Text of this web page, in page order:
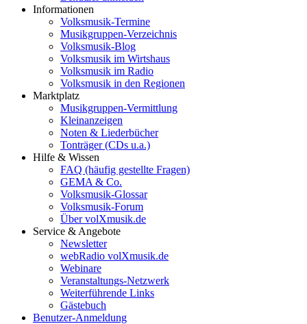
Informationen
Volksmusik-Termine
Musikgruppen-Verzeichnis
Volksmusik-Blog
Volksmusik im Wirtshaus
Volksmusik im Radio
Volksmusik in den Regionen
Marktplatz
Musikgruppen-Vermittlung
Kleinanzeigen
Noten & Liederbücher
Tonträger (CDs u.a.)
Hilfe & Wissen
FAQ (häufig gestellte Fragen)
GEMA & Co.
Volksmusik-Glossar
Volksmusik-Forum
Über volXmusik.de
Service & Angebote
Newsletter
webRadio volXmusik.de
Webinare
Veranstaltungs-Netzwerk
Weiterführende Links
Gästebuch
Benutzer-Anmeldung